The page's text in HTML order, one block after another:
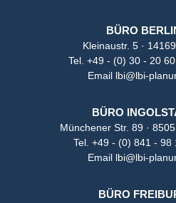
BÜRO
Kleinaustr. 5 ·
Tel.+49 - (0) 30 - 20
Email lbi@lbi-
BÜRO
Münchener Str. 89 ·
Tel. +49 - (0) 841 - 98
Email lbi@lbi-
BÜRO